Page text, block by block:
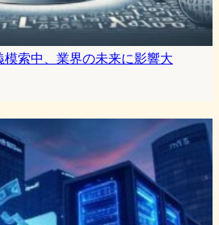
索中、業界の未来に影響大